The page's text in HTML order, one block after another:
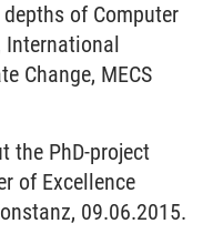
of Computer
International
Change, MECS
the PhD-project
of Excellence
09.06.2015.